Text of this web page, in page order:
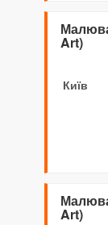
Art)
Київ
Art)